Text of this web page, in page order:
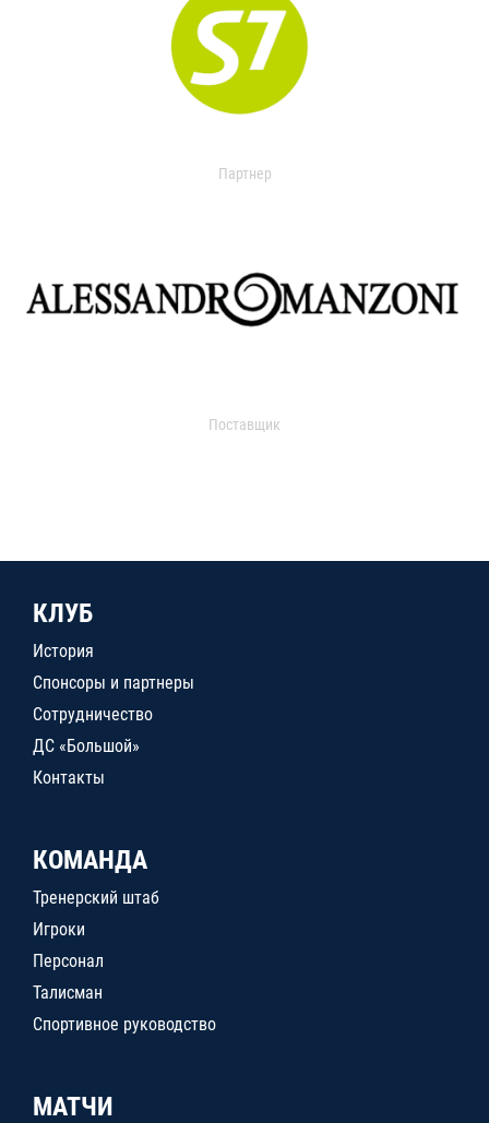
Партнер
Поставщик
КЛУБ
История
Спонсоры и партнеры
Сотрудничество
ДС «Большой»
Контакты
КОМАНДА
Тренерский штаб
Игроки
Персонал
Талисман
Спортивное руководство
МАТЧИ